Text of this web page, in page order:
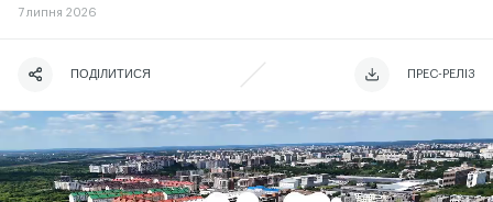
7 липня 2026
ЧИТАТИ ІСТОРІЮ
ПОДІЛИТИСЯ ПРЕС-РЕЛІЗ
ЧИТАТИ ІСТОРІЮ